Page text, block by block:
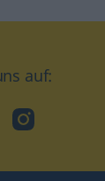
auf:
Instagram